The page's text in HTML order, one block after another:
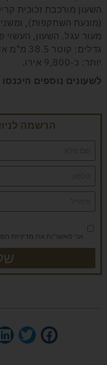
השעון מורכבת זכוכית
(מונעת השתקפות),
מעור עגל. השעון,
יותר: כ-9,800 אירו.
לשעונים נוספים
הרשמה
אני מאשר/ת את מדיניות